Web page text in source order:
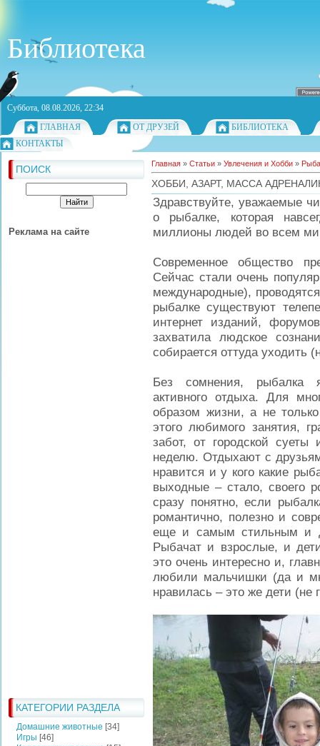
Библиотека
Суббота, 08.08.2026, 22:34
ГЛАВНАЯ
ОТ ДРУЗЕЙ
БИБЛИОТЕКА
КОНТАКТЫ
ПОИСК
Реклама на сайте
КАТЕГОРИИ РАЗДЕЛА
Домашние животные [34]
Игры [46]
Главная » Статьи » Увлечения и Хобби »
ХОББИ, АЗАРТ, МАССА
Здравствуйте, уважаемые
о рыбалке, которая
миллионы людей во всем
Современное общество
Сейчас стали очень
международные),
рыбалке существуют
интернет изданий,
захватила людское
собирается оттуда уходить
Без сомнения, рыбалка
активного отдыха. Для
образом жизни, а не
этого любимого занятия,
забот, от городской
неделю. Отдыхают с
нравится и у кого какие
выходные – стало, своего
сразу понятно, если
романтично, полезно и
еще и самым стильным и
Рыбачат и взрослые, и
это очень интересно и,
любили мальчишки (да и
нравилась – это же дети (не